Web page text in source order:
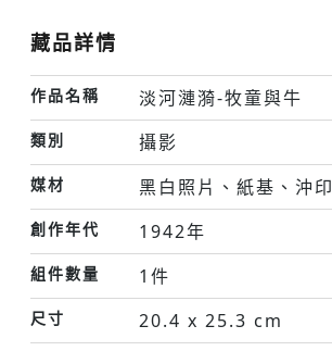
藏品詳情
作品名稱 淡河漣漪-牧童與牛
類別 攝影
媒材 黑白照片、紙基、沖印
創作年代 1942年
組件數量 1件
尺寸 20.4 x 25.3 cm